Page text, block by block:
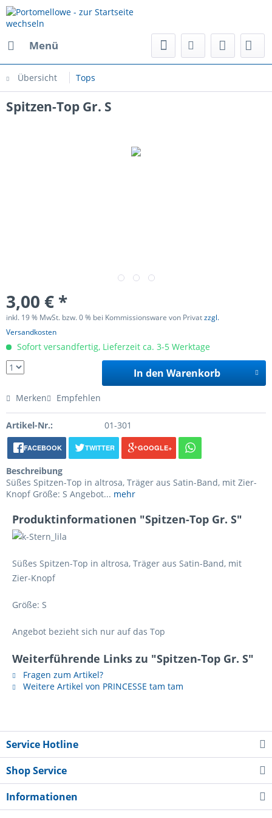
Menü
Übersicht Tops
Spitzen-Top Gr. S
3,00 € *
inkl. 19 % MwSt. bzw. 0 % bei Kommissionsware von Privatzzgl.
Versandkosten
Sofort versandfertig, Lieferzeit ca. 3-5 Werktage
In den Warenkorb
Merken Empfehlen
Artikel-Nr.: 01-301
FACEBOOK TWITTER GOOGLE+
Beschreibung
Süßes Spitzen-Top in altrosa, Träger aus Satin-Band, mit Zier-
Knopf Größe: S Angebot... mehr
Produktinformationen "Spitzen-Top Gr. S"
Süßes Spitzen-Top in altrosa, Träger aus Satin-Band, mit
Zier-Knopf
Größe: S
Angebot bezieht sich nur auf das Top
Weiterführende Links zu "Spitzen-Top Gr. S"
Fragen zum Artikel?
Weitere Artikel von PRINCESSE tam tam
Service Hotline
Shop Service
Informationen